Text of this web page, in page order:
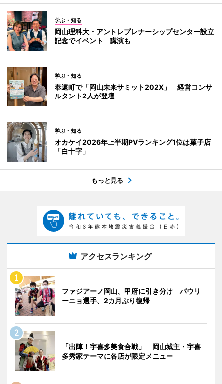
学ぶ・知る
岡山理科大・アントレプレナーシップセンター設立
記念でイベント 講演も
学ぶ・知る
奉還町で「岡山未来サミット202X」 経営コンサ
ルタント2人が登壇
学ぶ・知る
オカケイ2026年上半期PVランキング1位は菓子店
「白十字」
もっと見る
アクセスランキング
ファジアーノ岡山、甲府に引き分け パウリ
ーニョ選手、2カ月ぶり復帰
「出陣！宇喜多美食合戦」 岡山城主・宇喜
多秀家テーマに各店が限定メニュー